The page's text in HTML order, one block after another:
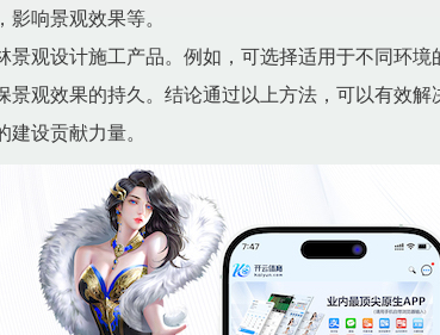
响景观效果等。
观设计施工产品。例如，可选择适用于不同环
观效果的持久。结论通过以上方法，可以有效
设贡献力量。